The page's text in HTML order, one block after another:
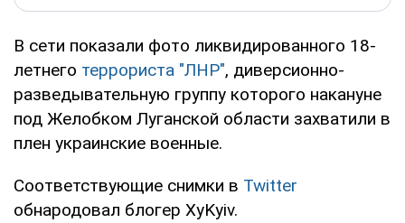
В сети показали фото ликвидированного 18-
летнего террориста "ЛНР", диверсионно-
разведывательную группу которого накануне
под Желобком Луганской области захватили в
плен украинские военные.
Соответствующие снимки в Twitter
обнародовал блогер XyKyiv.